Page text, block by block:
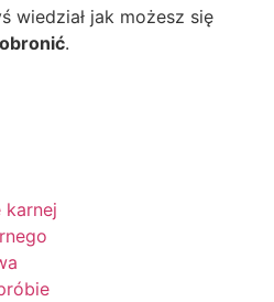
wiedział jak możesz się
obronić.